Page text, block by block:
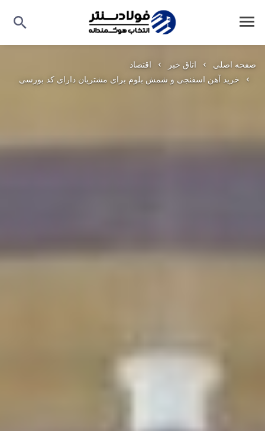
صفحه اصلی اتاق خبر
اقتصاد
خرید آهن اسفنجی و شمش بلوم برای مشتریان دارای کد بورسی